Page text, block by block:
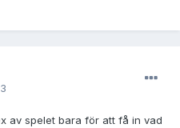
av spelet bara för att få in vad